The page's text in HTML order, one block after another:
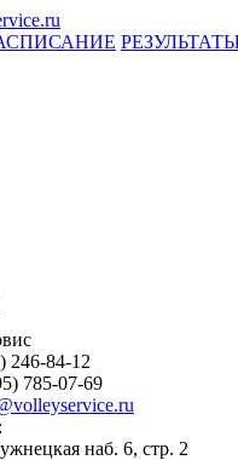
246-84-12
785-07-69
наб. 6, стр. 2